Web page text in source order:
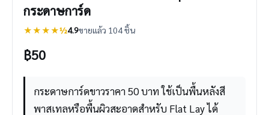
กระดาษการ์ด
★★★★½4.9ขายแล้ว 104 ชิ้น
฿50
กระดาษการ์ดขาวราคา 50 บาท ใช้เป็นพื้นหลังสี
พาสเทลหรือพื้นผิวสะอาดสำหรับ Flat Lay ได้